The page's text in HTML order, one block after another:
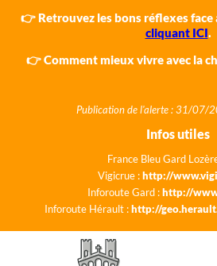
👉 Retrouvez les bons réflexes
cliquant ICI.
👉 Comment mieux vivre avec la
Publication de l'alerte : 31/07/
Infos utiles
France Bleu Gard
Vigicrue :http://
Inforoute Gard :http://
Inforoute Hérault :http://